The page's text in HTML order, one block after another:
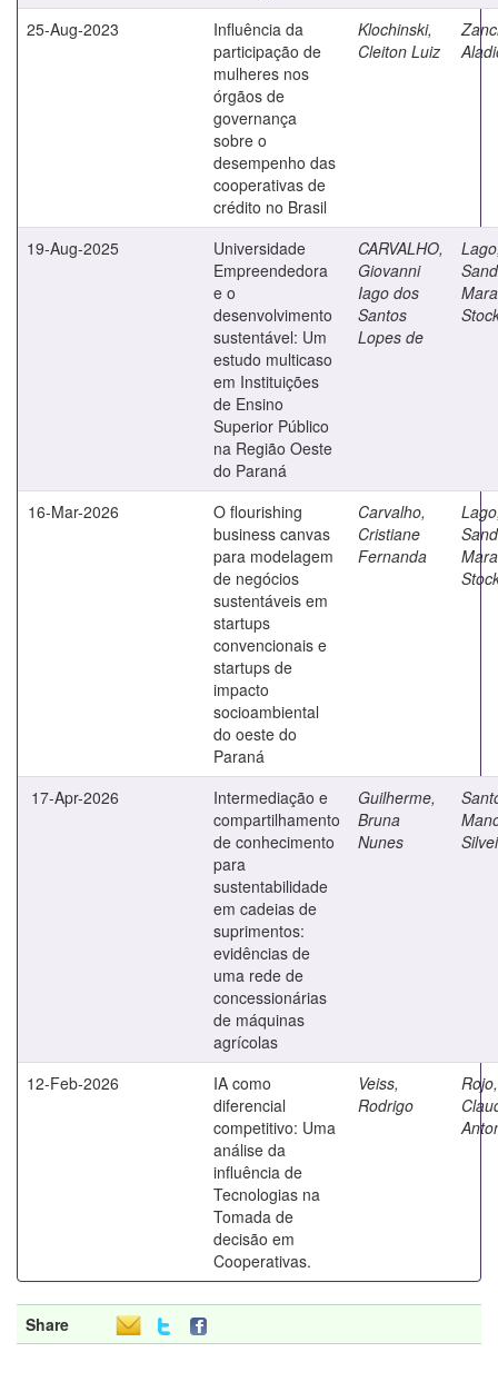
25-Aug-2023
Influência da
participação de
mulheres nos
órgãos de
governança
sobre o
desempenho das
cooperativas de
crédito no Brasil
Klochinski,
Cleiton Luiz
19-Aug-2025
Universidade
Empreendedora
e o
desenvolvimento
sustentável: Um
estudo multicaso
em Instituições
de Ensino
Superior Público
na Região Oeste
do Paraná
CARVALHO,
Giovanni
Iago dos
Santos
Lopes de
Mara
16-Mar-2026
O flourishing
business canvas
para modelagem
de negócios
sustentáveis em
startups
convencionais e
startups de
impacto
socioambiental
do oeste do
Paraná
Carvalho,
Cristiane
Fernanda
Mara
17-Apr-2026
Intermediação e
compartilhamento
de conhecimento
para
sustentabilidade
em cadeias de
suprimentos:
evidências de
uma rede de
concessionárias
de máquinas
agrícolas
Guilherme,
Bruna
Nunes
12-Feb-2026
IA como
diferencial
competitivo: Uma
análise da
influência de
Tecnologias na
Tomada de
decisão em
Cooperativas.
Veiss,
Rodrigo
Rojo,
Share